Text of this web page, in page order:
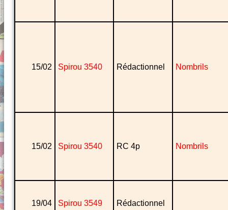
15/02 Spirou 3540 Rédactionnel Nombrils
15/02 Spirou 3540 RC 4p Nombrils
19/04 Spirou 3549 Rédactionnel